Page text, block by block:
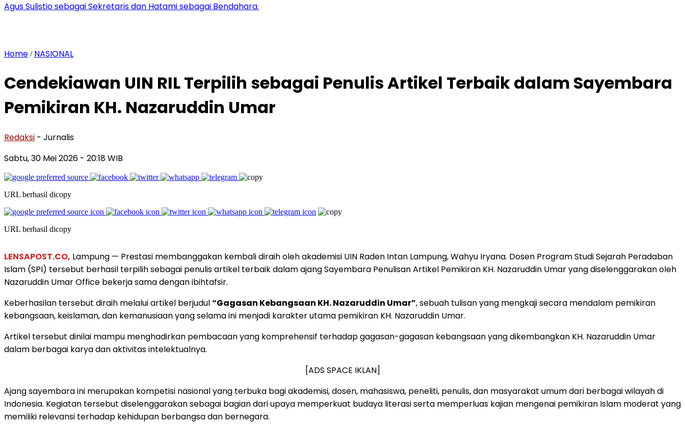
Agus Sulistio sebagai Sekretaris dan Hatami sebagai Bendahara.
Home / NASIONAL
Cendekiawan UIN RIL Terpilih sebagai Penulis Artikel Terbaik dalam Sayembara
Pemikiran KH. Nazaruddin Umar
Redaksi - Jurnalis
Sabtu, 30 Mei 2026 - 20:18 WIB
URL berhasil dicopy
URL berhasil dicopy
LENSAPOST.CO, Lampung — Prestasi membanggakan kembali diraih oleh akademisi UIN Raden Intan Lampung, Wahyu Iryana. Dosen Program Studi Sejarah Peradaban
Islam (SPI) tersebut berhasil terpilih sebagai penulis artikel terbaik dalam ajang Sayembara Penulisan Artikel Pemikiran KH. Nazaruddin Umar yang diselenggarakan oleh
Nazaruddin Umar Office bekerja sama dengan ibihtafsir.
Keberhasilan tersebut diraih melalui artikel berjudul“Gagasan Kebangsaan KH. Nazaruddin Umar”, sebuah tulisan yang mengkaji secara mendalam pemikiran
kebangsaan, keislaman, dan kemanusiaan yang selama ini menjadi karakter utama pemikiran KH. Nazaruddin Umar.
Artikel tersebut dinilai mampu menghadirkan pembacaan yang komprehensif terhadap gagasan-gagasan kebangsaan yang dikembangkan KH. Nazaruddin Umar
dalam berbagai karya dan aktivitas intelektualnya.
[ADS SPACE IKLAN]
Ajang sayembara ini merupakan kompetisi nasional yang terbuka bagi akademisi, dosen, mahasiswa, peneliti, penulis, dan masyarakat umum dari berbagai wilayah di
Indonesia. Kegiatan tersebut diselenggarakan sebagai bagian dari upaya memperkuat budaya literasi serta memperluas kajian mengenai pemikiran Islam moderat yang
memiliki relevansi terhadap kehidupan berbangsa dan bernegara.